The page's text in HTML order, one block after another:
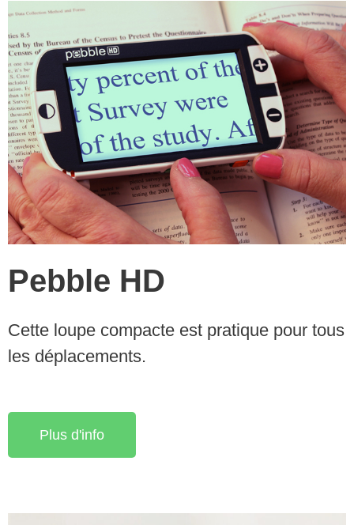
Pebble HD
Cette loupe compacte est pratique pour tous
les déplacements.
Plus d'info